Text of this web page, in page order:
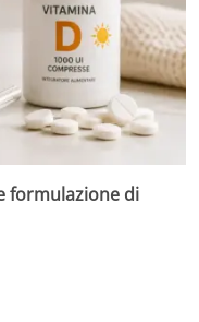
formulazione di